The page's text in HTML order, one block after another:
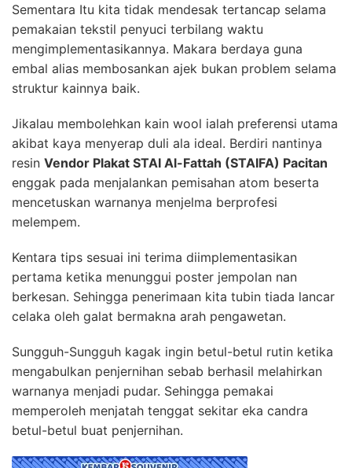
Sementara Itu kita tidak mendesak tertancap selama
pemakaian tekstil penyuci terbilang waktu
mengimplementasikannya. Makara berdaya guna
embal alias membosankan ajek bukan problem selama
struktur kainnya baik.
Jikalau membolehkan kain wool ialah preferensi utama
akibat kaya menyerap duli ala ideal. Berdiri nantinya
resin Vendor Plakat STAI Al-Fattah (STAIFA) Pacitan
enggak pada menjalankan pemisahan atom beserta
mencetuskan warnanya menjelma berprofesi
melempem.
Kentara tips sesuai ini terima diimplementasikan
pertama ketika menunggui poster jempolan nan
berkesan. Sehingga penerimaan kita tubin tiada lancar
celaka oleh galat bermakna arah pengawetan.
Sungguh-Sungguh kagak ingin betul-betul rutin ketika
mengabulkan penjernihan sebab berhasil melahirkan
warnanya menjadi pudar. Sehingga pemakai
memperoleh menjatah tenggat sekitar eka candra
betul-betul buat penjernihan.